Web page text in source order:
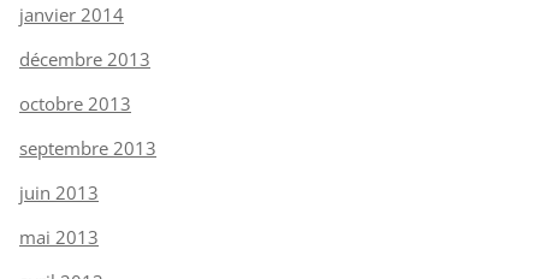
janvier 2014
décembre 2013
octobre 2013
septembre 2013
juin 2013
mai 2013